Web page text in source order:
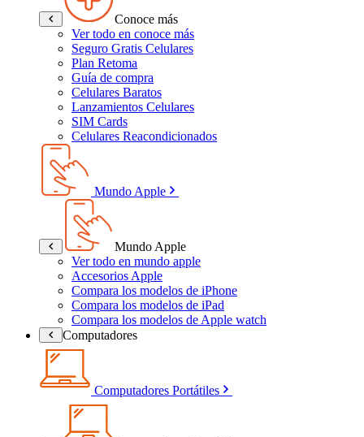
Conoce más
Ver todo en conoce más
Seguro Gratis Celulares
Plan Retoma
Guía de compra
Celulares Baratos
Lanzamientos Celulares
SIM Cards
Celulares Reacondicionados
Mundo Apple
Mundo Apple
Ver todo en mundo apple
Accesorios Apple
Compara los modelos de iPhone
Compara los modelos de iPad
Compara los modelos de Apple watch
Computadores
Computadores Portátiles